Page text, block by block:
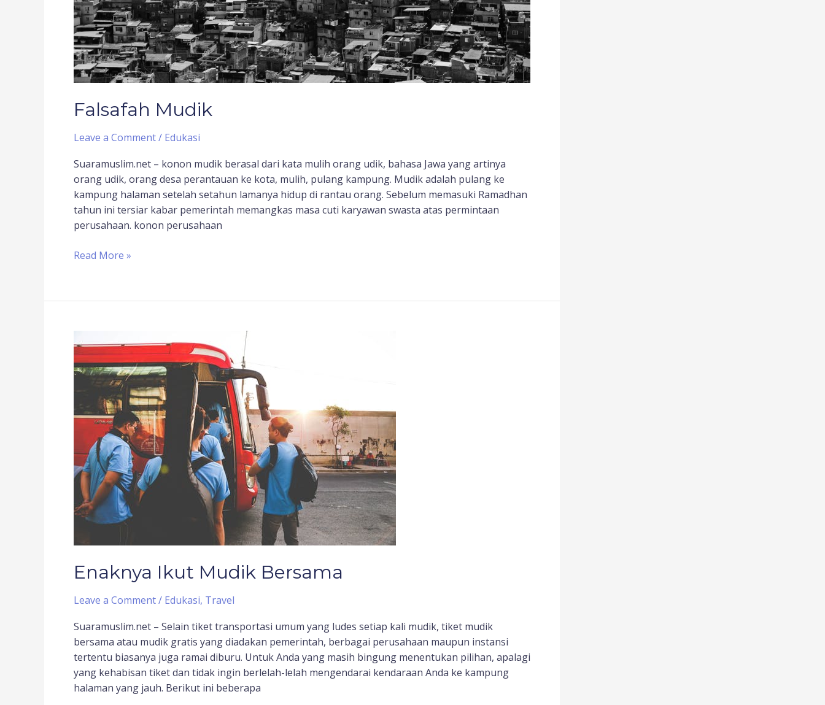
Falsafah Mudik
Leave a Comment/ Edukasi
Suaramuslim.net – konon mudik berasal dari kata mulih orang udik, bahasa Jawa yang artinya
orang udik, orang desa perantauan ke kota, mulih, pulang kampung. Mudik adalah pulang ke
kampung halaman setelah setahun lamanya hidup di rantau orang. Sebelum memasuki Ramadhan
tahun ini tersiar kabar pemerintah memangkas masa cuti karyawan swasta atas permintaan
perusahaan. konon perusahaan
Read More »
Enaknya Ikut Mudik Bersama
Leave a Comment/ Edukasi, Travel
Suaramuslim.net – Selain tiket transportasi umum yang ludes setiap kali mudik, tiket mudik
bersama atau mudik gratis yang diadakan pemerintah, berbagai perusahaan maupun instansi
tertentu biasanya juga ramai diburu. Untuk Anda yang masih bingung menentukan pilihan, apalagi
yang kehabisan tiket dan tidak ingin berlelah-lelah mengendarai kendaraan Anda ke kampung
halaman yang jauh. Berikut ini beberapa
Ikut
Mudik
Bersama